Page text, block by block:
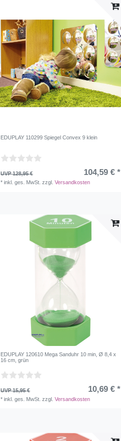
EDUPLAY 110299 Spiegel Convex 9 klein
UVP 128,95 € 104,59 € *
*inkl. ges. MwSt. zzgl.Versandkosten
EDUPLAY 120610 Mega Sanduhr 10 min, Ø 8,4 x
16 cm, grün
UVP 15,95 € 10,69 € *
*inkl. ges. MwSt. zzgl.Versandkosten